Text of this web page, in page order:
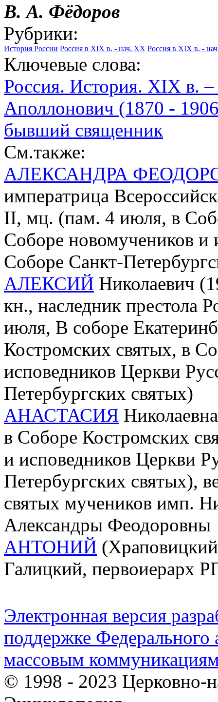
В. А. Фёдоров
Рубрики:
История России Россия в XIX в. - нач. XX Россия в XIX в. -
Ключевые слова:
Россия. История. XIX в.
Аполлонович (1870 -
бывший священник
См.также:
АЛЕКСАНДРА
императрица
II, мц. (пам. 4 июля, в
Соборе новомучеников и
Соборе Санкт-
АЛЕКСИЙ Николаевич
кн., наследник престола
июля, В соборе
Костромских святых, в
исповедников Церкви
Петербургских святых)
АНАСТАСИЯ
в Соборе Костромских
и исповедников Церкви
Петербургских святых),
святых мучеников имп.
Александры Феодоровны
АНТОНИЙ
Галицкий, первоиерарх
Электронная версия
поддержке Федерального
массовым
© 1998 - 2023 Церковно-